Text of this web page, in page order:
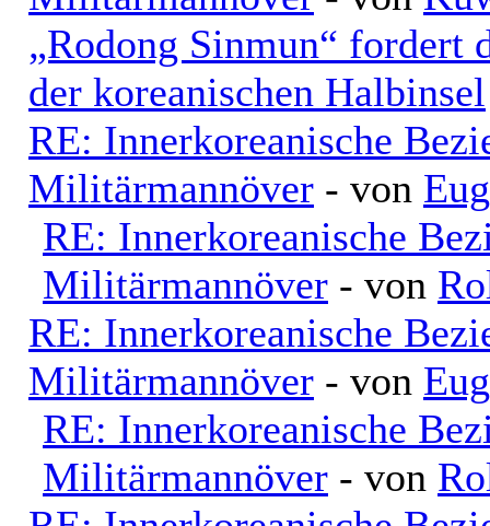
„Rodong Sinmun“ fordert
der koreanischen Halbinsel
RE: Innerkoreanische
Militärmannöver - von
RE: Innerkoreanische
Militärmannöver - von
RE: Innerkoreanische
Militärmannöver - von
RE: Innerkoreanische
Militärmannöver - von